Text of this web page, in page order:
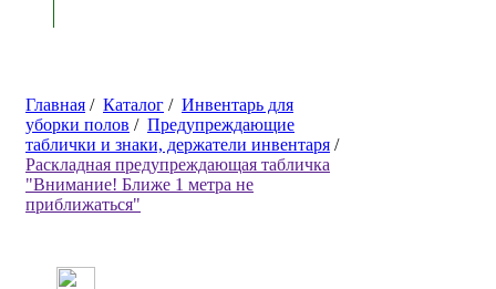
Главная / Каталог / Инвентарь для
уборки полов / Предупреждающие
таблички и знаки, держатели инвентаря /
Раскладная предупреждающая табличка
"Внимание! Ближе 1 метра не
приближаться"